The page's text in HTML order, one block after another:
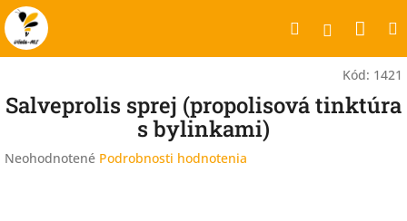
Prejsť
na
obsah
Hľadať
Kód: 1421
Salveprolis sprej (propolisová tinktúra
s bylinkami)
Priemerné
Neohodnotené Podrobnosti hodnotenia